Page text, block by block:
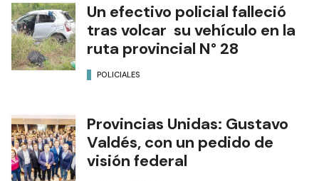
Un efectivo policial falleció
tras volcar su vehículo en la
ruta provincial N° 28
POLICIALES
Provincias Unidas: Gustavo
Valdés, con un pedido de
visión federal